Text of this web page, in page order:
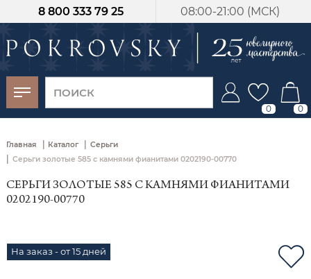
08:00-21:00 (МСК)
8 800 333 79 25
0 0
Главная | Каталог | Серьги
| Серьги золотые 585 с камнями фианитами 0202190-00770
СЕРЬГИ ЗОЛОТЫЕ 585 С КАМНЯМИ ФИАНИТАМИ
0202190-00770
На заказ - от 15 дней
-30%
от 15 дней с
момента оплаты